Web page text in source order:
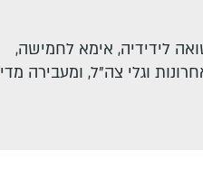
לידידיה, אימא לחמישה,
וגלי צה"ל, ומעבירה מדי